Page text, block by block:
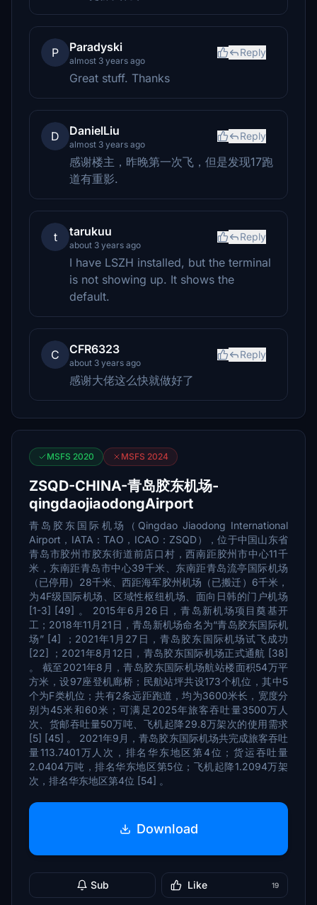
P Paradyski
almost 3 years ago
Reply
Great stuff. Thanks
D DanielLiu
almost 3 years ago
Reply
感谢楼主，昨晚第一次飞，但是发现17跑
道有重影.
t tarukuu
about 3 years ago
Reply
I have LSZH installed, but the terminal
is not showing up. It shows the
default.
C CFR6323
about 3 years ago
Reply
感谢大佬这么快就做好了
MSFS 2020 MSFS 2024
ZSQD-CHINA-青岛胶东机场-
qingdaojiaodongAirport
青岛胶东国际机场（Qingdao Jiaodong International
Airport，IATA：TAO，ICAO：ZSQD），位于中国山东省
青岛市胶州市胶东街道前店口村，西南距胶州市中心11千
米，东南距青岛市中心39千米、东南距青岛流亭国际机场
（已停用）28千米、西距海军胶州机场（已搬迁）6千米，
为4F级国际机场、区域性枢纽机场、面向日韩的门户机场
[1-3] [49] 。 2015年6月26日，青岛新机场项目奠基开
工；2018年11月21日，青岛新机场命名为“青岛胶东国际机
场” [4] ；2021年1月27日，青岛胶东国际机场试飞成功
[22] ；2021年8月12日，青岛胶东国际机场正式通航 [38]
。 截至2021年8月，青岛胶东国际机场航站楼面积54万平
方米，设97座登机廊桥；民航站坪共设173个机位，其中5
个为F类机位；共有2条远距跑道，均为3600米长，宽度分
别为45米和60米；可满足2025年旅客吞吐量3500万人
次、货邮吞吐量50万吨、飞机起降29.8万架次的使用需求
[5] [45] 。 2021年9月，青岛胶东国际机场共完成旅客吞吐
量113.7401万人次，排名华东地区第4位；货运吞吐量
2.0404万吨，排名华东地区第5位；飞机起降1.2094万架
次，排名华东地区第4位 [54] 。
Download
Sub Like 19